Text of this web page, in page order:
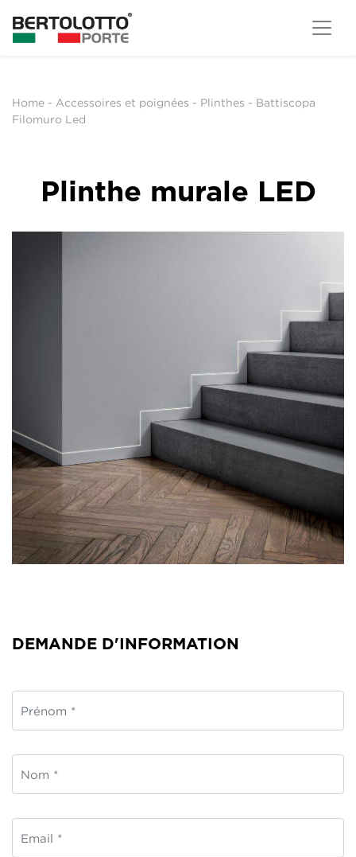
Home - Accessoires et poignées - Plinthes - Battiscopa
Filomuro Led
Plinthe murale LED
DEMANDE D'INFORMATION